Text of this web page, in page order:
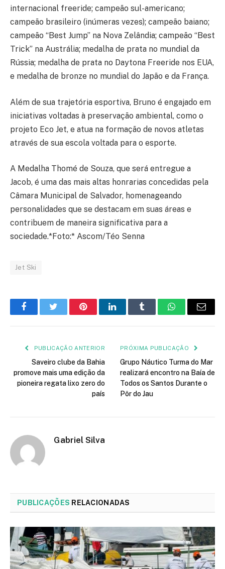
internacional freeride; campeão sul-americano;
campeão brasileiro (inúmeras vezes); campeão baiano;
campeão “Best Jump” na Nova Zelândia; campeão “Best
Trick” na Austrália; medalha de prata no mundial da
Rússia; medalha de prata no Daytona Freeride nos EUA,
e medalha de bronze no mundial do Japão e da França.
Além de sua trajetória esportiva, Bruno é engajado em
iniciativas voltadas à preservação ambiental, como o
projeto Eco Jet, e atua na formação de novos atletas
através de sua escola voltada para o esporte.
A Medalha Thomé de Souza, que será entregue a
Jacob, é uma das mais altas honrarias concedidas pela
Câmara Municipal de Salvador, homenageando
personalidades que se destacam em suas áreas e
contribuem de maneira significativa para a
sociedade.*Foto:* Ascom/Téo Senna
Jet Ski
FacebookTwitter PinterestLinkedInTumblr WhatsApp
E-
PUBLICAÇÃO ANTERIOR
Saveiro clube da Bahia
promove mais uma edição da
pioneira regata lixo zero do
país
PRÓXIMA PUBLICAÇÃO
Grupo Náutico Turma do Mar
realizará encontro na Baía de
Todos os Santos Durante o
Pôr do Jau
Gabriel Silva
PUBLICAÇÕES RELACIONADAS